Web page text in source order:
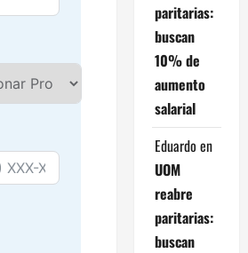
paritarias:
buscan
10% de
aumento
salarial
Eduardo en
UOM
reabre
paritarias:
buscan